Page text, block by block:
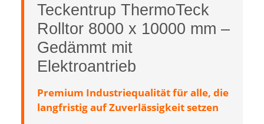
Teckentrup ThermoTeck
Rolltor 8000 x 10000 mm –
Gedämmt mit
Elektroantrieb
Premium Industriequalität für alle, die
langfristig auf Zuverlässigkeit setzen